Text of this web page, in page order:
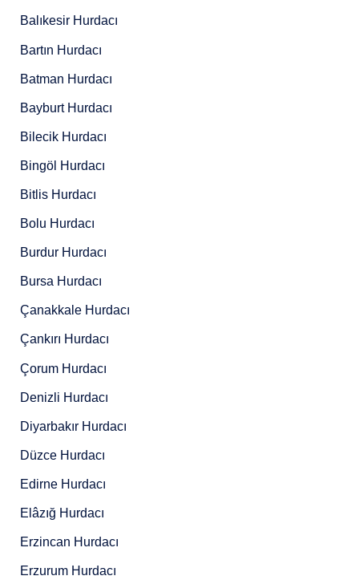
Balıkesir Hurdacı
Bartın Hurdacı
Batman Hurdacı
Bayburt Hurdacı
Bilecik Hurdacı
Bingöl Hurdacı
Bitlis Hurdacı
Bolu Hurdacı
Burdur Hurdacı
Bursa Hurdacı
Çanakkale Hurdacı
Çankırı Hurdacı
Çorum Hurdacı
Denizli Hurdacı
Diyarbakır Hurdacı
Düzce Hurdacı
Edirne Hurdacı
Elâzığ Hurdacı
Erzincan Hurdacı
Erzurum Hurdacı